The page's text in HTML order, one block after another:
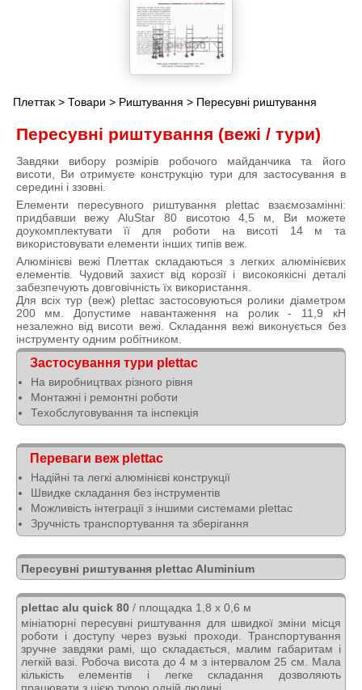
Плеттак >Товари > Риштування > Пересувні риштування
Пересувні риштування (вежі / тури)
Завдяки вибору розмірів робочого майданчика та його
висоти, Ви отримуєте конструкцію тури для застосування в
середині і ззовні.
Елементи пересувного риштування plettac взаємозамінні:
придбавши вежу AluStar 80 висотою 4,5 м, Ви можете
доукомплектувати її для роботи на висоті 14 м та
використовувати елементи інших типів веж.
Алюмінієві вежі Плеттак складаються з легких алюмінієвих
елементів. Чудовий захист від корозії і високоякісні деталі
забезпечують довговічність їх використання.
Для всіх тур (веж) plettac застосовуються ролики діаметром
200 мм. Допустиме навантаження на ролик - 11,9 кН
незалежно від висоти вежі. Складання вежі виконується без
інструменту одним робітником.
Застосування тури plettac
На виробництвах різного рівня
Монтажні і ремонтні роботи
Техобслуговування та інспекція
Переваги веж plettac
Надійні та легкі алюмінієві конструкції
Швидке складання без інструментів
Можливість інтеграції з іншими системами plettac
Зручність транспортування та зберігання
Пересувні риштування plettac Aluminium
plettac alu quick 80/ площадка 1,8 х 0,6 м
мініатюрні пересувні риштування для швидкої зміни місця
роботи і доступу через вузькі проходи. Транспортування
зручне завдяки рамі, що складається, малим габаритам і
легкій вазі. Робоча висота до 4 м з інтервалом 25 см. Мала
кількість елементів і легке складання дозволяють